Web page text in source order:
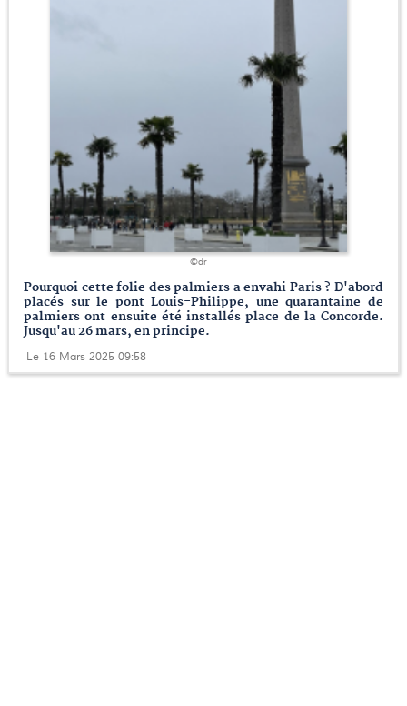
©dr
Pourquoi cette folie des palmiers a envahi Paris ? D'abord
placés sur le pont Louis-Philippe, une quarantaine de
palmiers ont ensuite été installés place de la Concorde.
Jusqu'au 26 mars, en principe.
Le 16 Mars 2025 09:58